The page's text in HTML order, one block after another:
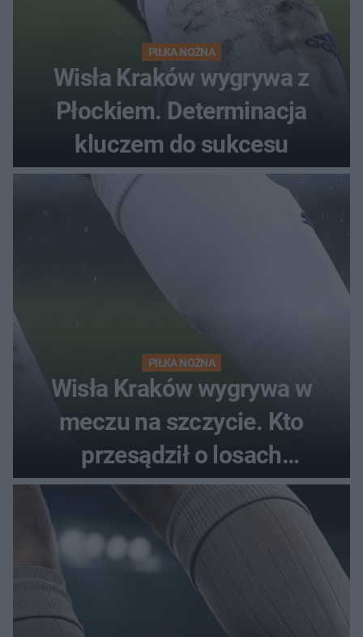
PIŁKA NOŻNA
Wisła Kraków wygrywa z
Płockiem. Determinacja
kluczem do sukcesu
PIŁKA NOŻNA
Wisła Kraków wygrywa w
meczu na szczycie. Kto
przesądził o losach
spotkania?